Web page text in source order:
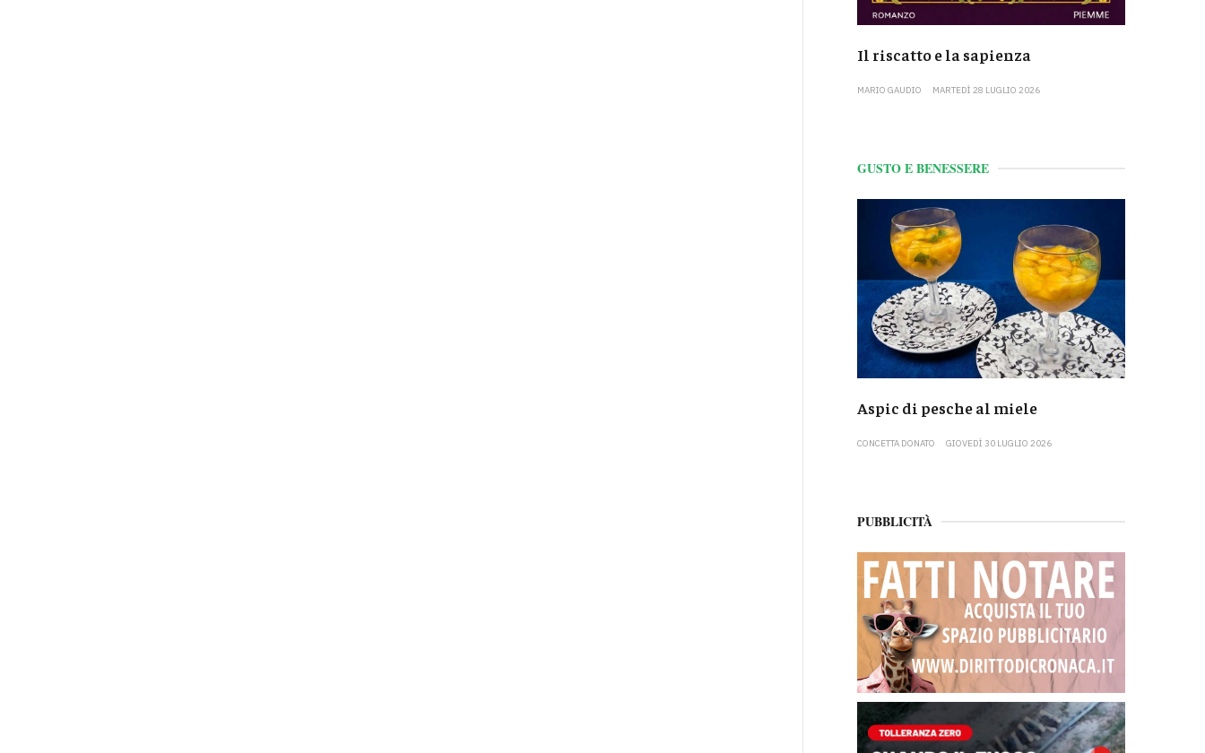
Il riscatto e la sapienza
MARIO GAUDIO MARTEDÌ 28 LUGLIO 2026
GUSTO E BENESSERE
Aspic di pesche al miele
CONCETTA DONATO GIOVEDÌ 30 LUGLIO 2026
PUBBLICITÀ